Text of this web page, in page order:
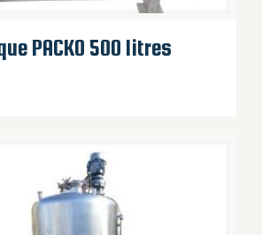
PACKO 500 litres